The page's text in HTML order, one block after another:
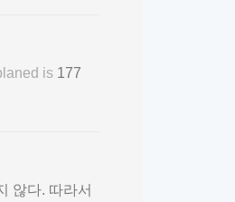
is 177
않다. 따라서